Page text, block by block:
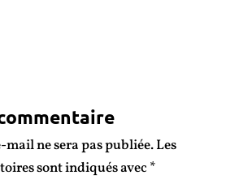
mail ne sera pas publiée.Les
sont indiqués avec *